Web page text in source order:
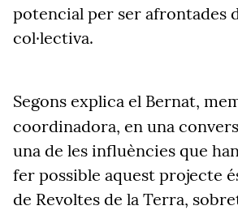
potencial per ser afrontades
col·lectiva.
Segons explica el Bernat,
coordinadora, en una
una de les influències que
fer possible aquest projecte
de Revoltes de la Terra,